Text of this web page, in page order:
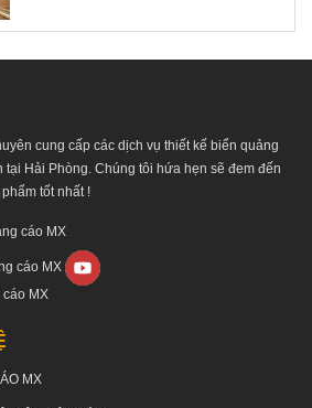
cung cấp các dịch vụ thiết kế biển quảng
tại Hải Phòng. Chúng tôi hứa hẹn sẽ đem đến
tốt nhất !
MX